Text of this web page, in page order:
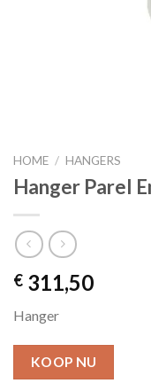
HOME / HANGERS
Hanger Parel
€ 311,50
Hanger
KOOP NU